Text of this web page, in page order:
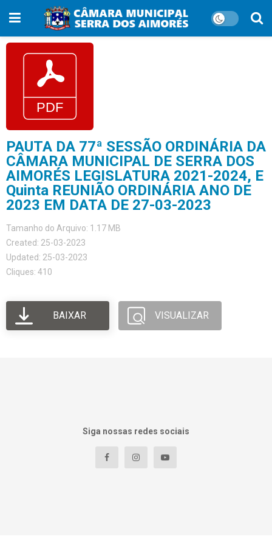
PAUTA DA 77ª SESSÃO ORDINÁRIA DA
CÂMARA MUNICIPAL DE SERRA DOS
AIMORÉS LEGISLATURA 2021-2024, E
Quinta REUNIÃO ORDINÁRIA ANO DE
2023 EM DATA DE 27-03-2023
Tamanho do Arquivo: 1.17 MB
Created: 25-03-2023
Updated: 25-03-2023
Cliques: 410
BAIXAR VISUALIZAR
Siga nossas redes sociais